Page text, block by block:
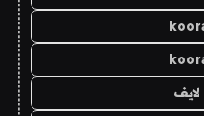
لايف